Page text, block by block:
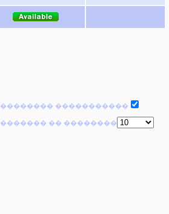
�������� �����������
������� �� ��������